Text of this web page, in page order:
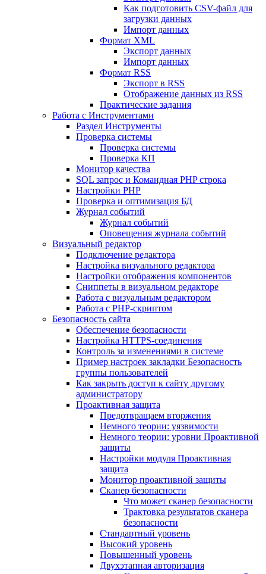
Как подготовить CSV-файл для
загрузки данных
Импорт данных
Формат XML
Экспорт данных
Импорт данных
Формат RSS
Экспорт в RSS
Отображение данных из RSS
Практические задания
Работа с Инструментами
Раздел Инструменты
Проверка системы
Проверка системы
Проверка КП
Монитор качества
SQL запрос и Командная PHP строка
Настройки PHP
Проверка и оптимизация БД
Журнал событий
Журнал событий
Оповещения журнала событий
Визуальный редактор
Подключение редактора
Настройка визуального редактора
Настройки отображения компонентов
Сниппеты в визуальном редакторе
Работа с визуальным редактором
Работа с PHP-скриптом
Безопасность сайта
Обеспечение безопасности
Настройка HTTPS-соединения
Контроль за изменениями в системе
Пример настроек закладки Безопасность
группы пользователей
Как закрыть доступ к сайту другому
администратору
Проактивная защита
Предотвращаем вторжения
Немного теории: уязвимости
Немного теории: уровни Проактивной
защиты
Настройки модуля Проактивная
защита
Монитор проактивной защиты
Сканер безопасности
Что может сканер безопасности
Трактовка результатов сканера
безопасности
Стандартный уровень
Высокий уровень
Повышенный уровень
Двухэтапная авторизация